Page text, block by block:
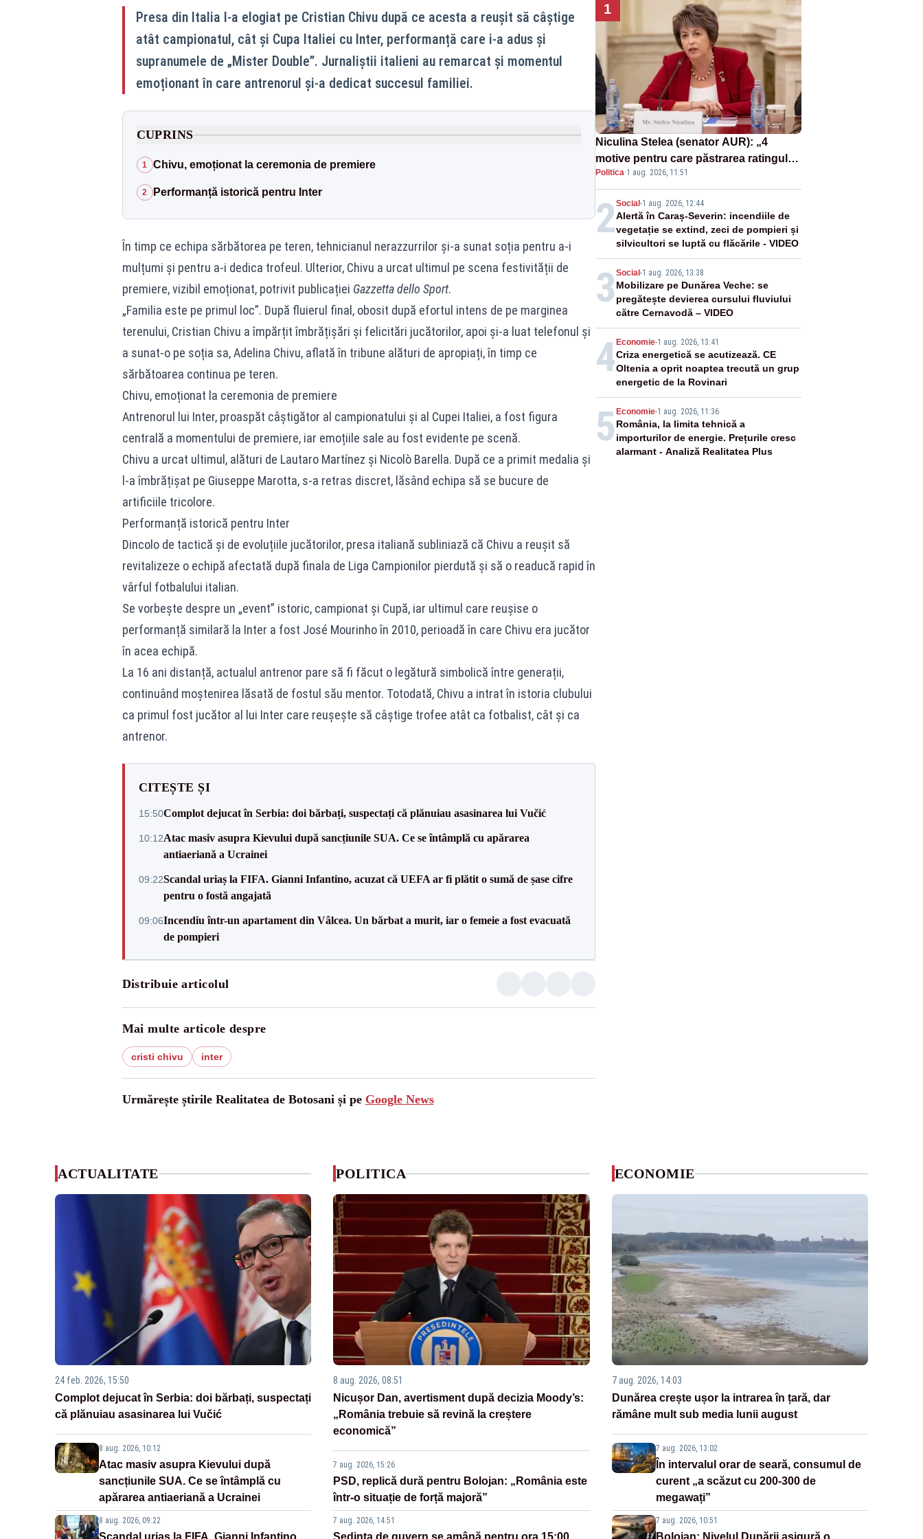
Presa din Italia l-a elogiat pe Cristian Chivu după ce acesta a reușit să câștige
atât campionatul, cât și Cupa Italiei cu Inter, performanță care i-a adus și
supranumele de „Mister Double”. Jurnaliștii italieni au remarcat și momentul
emoționant în care antrenorul și-a dedicat succesul familiei.
CUPRINS
1 Chivu, emoționat la ceremonia de premiere
2 Performanță istorică pentru Inter
În timp ce echipa sărbătorea pe teren, tehnicianul nerazzurrilor și-a sunat soția pentru a-i
mulțumi și pentru a-i dedica trofeul. Ulterior, Chivu a urcat ultimul pe scena festivității de
premiere, vizibil emoționat, potrivit publicației Gazzetta dello Sport.
„Familia este pe primul loc”. După fluierul final, obosit după efortul intens de pe marginea
terenului, Cristian Chivu a împărțit îmbrățișări și felicitări jucătorilor, apoi și-a luat telefonul și
a sunat-o pe soția sa, Adelina Chivu, aflată în tribune alături de apropiați, în timp ce
sărbătoarea continua pe teren.
Chivu, emoționat la ceremonia de premiere
Antrenorul lui Inter, proaspăt câștigător al campionatului și al Cupei Italiei, a fost figura
centrală a momentului de premiere, iar emoțiile sale au fost evidente pe scenă.
Chivu a urcat ultimul, alături de Lautaro Martínez și Nicolò Barella. După ce a primit medalia și
l-a îmbrățișat pe Giuseppe Marotta, s-a retras discret, lăsând echipa să se bucure de
artificiile tricolore.
Performanță istorică pentru Inter
Dincolo de tactică și de evoluțiile jucătorilor, presa italiană subliniază că Chivu a reușit să
revitalizeze o echipă afectată după finala de Liga Campionilor pierdută și să o readucă rapid în
vârful fotbalului italian.
Se vorbește despre un „event” istoric, campionat și Cupă, iar ultimul care reușise o
performanță similară la Inter a fost José Mourinho în 2010, perioadă în care Chivu era jucător
în acea echipă.
La 16 ani distanță, actualul antrenor pare să fi făcut o legătură simbolică între generații,
continuând moștenirea lăsată de fostul său mentor. Totodată, Chivu a intrat în istoria clubului
ca primul fost jucător al lui Inter care reușește să câștige trofee atât ca fotbalist, cât și ca
antrenor.
CITEȘTE ȘI
15:50Complot dejucat în Serbia: doi bărbați, suspectați că plănuiau asasinarea lui Vučić
10:12Atac masiv asupra Kievului după sancțiunile SUA. Ce se întâmplă cu apărarea
antiaeriană a Ucrainei
09:22Scandal uriaș la FIFA. Gianni Infantino, acuzat că UEFA ar fi plătit o sumă de șase cifre
pentru o fostă angajată
09:06Incendiu într-un apartament din Vâlcea. Un bărbat a murit, iar o femeie a fost evacuată
de pompieri
Distribuie articolul
Mai multe articole despre
cristi chivu inter
Urmărește știrile Realitatea de Botosani și pe Google News
1
Niculina Stelea (senator AUR): „4
motive pentru care păstrarea ratingului
de țară nu este o reușită pentru
Guvernul Bolojan”
Politica·1 aug. 2026, 11:51
2Social -1 aug. 2026, 12:44
Alertă în Caraș-Severin: incendiile de
vegetație se extind, zeci de pompieri și
silvicultori se luptă cu flăcările - VIDEO
3 Social -1 aug. 2026, 13:38
Mobilizare pe Dunărea Veche: se
pregătește devierea cursului fluviului
către Cernavodă – VIDEO
4 Economie-1 aug. 2026, 13:41
Criza energetică se acutizează. CE
Oltenia a oprit noaptea trecută un grup
energetic de la Rovinari
5 Economie-1 aug. 2026, 11:36
România, la limita tehnică a
importurilor de energie. Prețurile cresc
alarmant - Analiză Realitatea Plus
ACTUALITATE
24 feb. 2026, 15:50
Complot dejucat în Serbia: doi bărbați, suspectați
că plănuiau asasinarea lui Vučić
8 aug. 2026, 10:12
Atac masiv asupra Kievului după
sancțiunile SUA. Ce se întâmplă cu
apărarea antiaeriană a Ucrainei
8 aug. 2026, 09:22
POLITICA
8 aug. 2026, 08:51
Nicușor Dan, avertisment după decizia Moody’s:
„România trebuie să revină la creștere
economică”
7 aug. 2026, 15:26
PSD, replică dură pentru Bolojan: „România este
într-o situație de forță majoră”
7 aug. 2026, 14:51
ECONOMIE
7 aug. 2026, 14:03
Dunărea crește ușor la intrarea în țară, dar
rămâne mult sub media lunii august
7 aug. 2026, 13:02
În intervalul orar de seară, consumul de
curent „a scăzut cu 200-300 de
megawați”
7 aug. 2026, 10:51